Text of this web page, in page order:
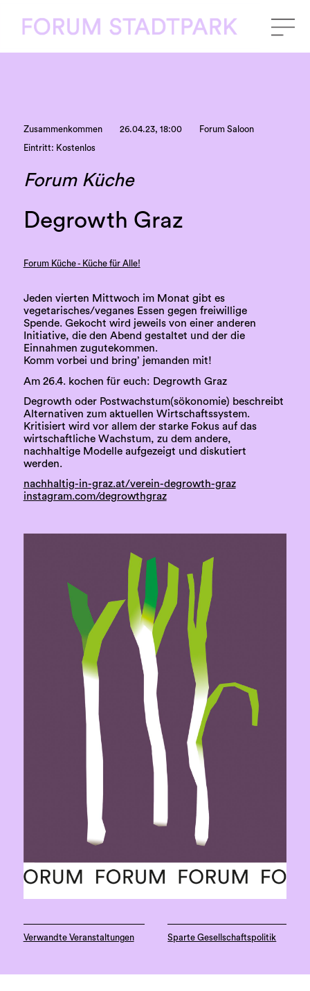
Zusammenkommen 26.04.23, 18:00 Forum Saloon
Eintritt: Kostenlos
Forum Küche
Degrowth Graz
Forum Küche - Küche für Alle!
Jeden vierten Mittwoch im Monat gibt es
vegetarisches/veganes Essen gegen freiwillige
Spende. Gekocht wird jeweils von einer anderen
Initiative, die den Abend gestaltet und der die
Einnahmen zugutekommen.
Komm vorbei und bring’ jemanden mit!
Am 26.4. kochen für euch: Degrowth Graz
Degrowth oder Postwachstum(sökonomie) beschreibt
Alternativen zum aktuellen Wirtschaftssystem.
Kritisiert wird vor allem der starke Fokus auf das
wirtschaftliche Wachstum, zu dem andere,
nachhaltige Modelle aufgezeigt und diskutiert
werden.
nachhaltig-in-graz.at/verein-degrowth-graz
instagram.com/degrowthgraz
Verwandte Veranstaltungen Sparte Gesellschaftspolitik